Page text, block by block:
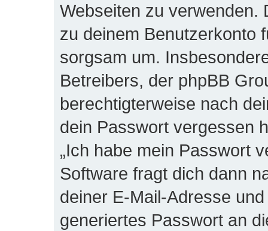
Webseiten zu verwenden.
zu deinem Benutzerkonto
sorgsam um.
Betreibers, der phpBB
berechtigterweise nach
dein Passwort vergessen
„Ich habe mein Passwort
Software fragt dich dann
deiner E-Mail-Adresse
generiertes Passwort an